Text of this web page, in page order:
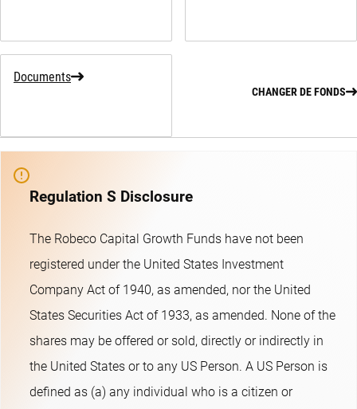
Documents
CHANGER DE FONDS
Regulation S Disclosure
The Robeco Capital Growth Funds have not been
registered under the United States Investment
Company Act of 1940, as amended, nor the United
States Securities Act of 1933, as amended. None of the
shares may be offered or sold, directly or indirectly in
the United States or to any US Person. A US Person is
defined as (a) any individual who is a citizen or